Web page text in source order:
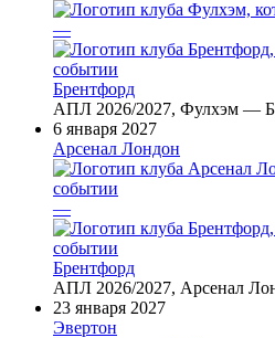
—
Брентфорд
АПЛ 2026/2027, Фулхэм —
6 января 2027
Арсенал Лондон
—
Брентфорд
АПЛ 2026/2027, Арсенал
23 января 2027
Эвертон